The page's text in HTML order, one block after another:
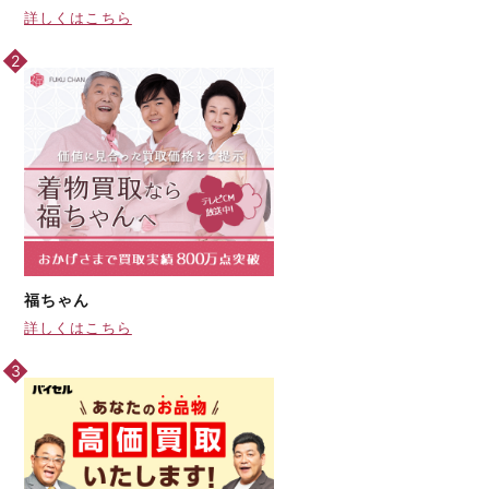
詳しくはこちら
福ちゃん
詳しくはこちら